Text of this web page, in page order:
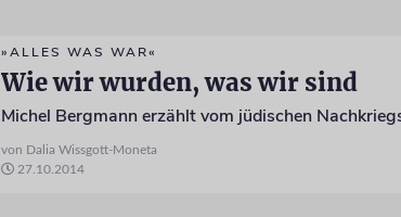
»ALLES WAS WAR«
Wie wir wurden, was wir sind
Michel Bergmann erzählt vom jüdischen
von Dalia Wissgott-Moneta
27.10.2014